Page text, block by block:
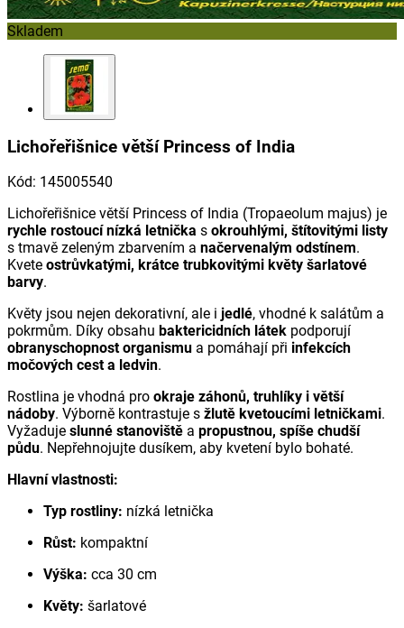
Skladem
Lichořeřišnice větší Princess of India
Kód: 145005540
Lichořeřišnice větší Princess of India (Tropaeolum majus) je
rychle rostoucí nízká letnička s okrouhlými, štítovitými listy
s tmavě zeleným zbarvením a načervenalým odstínem.
Kvete ostrůvkatými, krátce trubkovitými květy šarlatové
barvy.
Květy jsou nejen dekorativní, ale i jedlé, vhodné k salátům a
pokrmům. Díky obsahu baktericidních látek podporují
obranyschopnost organismu a pomáhají při infekcích
močových cest a ledvin.
Rostlina je vhodná pro okraje záhonů, truhlíky i větší
nádoby. Výborně kontrastuje s žlutě kvetoucími letničkami.
Vyžaduje slunné stanoviště a propustnou, spíše chudší
půdu. Nepřehnojujte dusíkem, aby kvetení bylo bohaté.
Hlavní vlastnosti:
Typ rostliny: nízká letnička
Růst: kompaktní
Výška: cca 30 cm
Květy: šarlatové